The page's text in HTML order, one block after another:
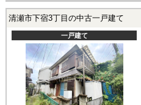
清瀬市下宿3丁目の中古一戸建て
一戸建て